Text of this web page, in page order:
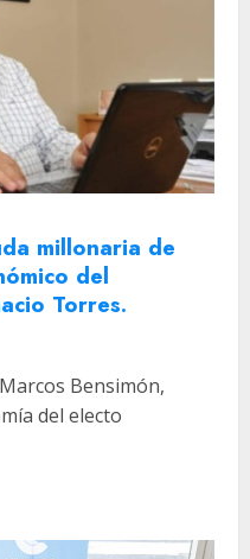
millonaria de
del
Torres.
Bensimón,
del electo